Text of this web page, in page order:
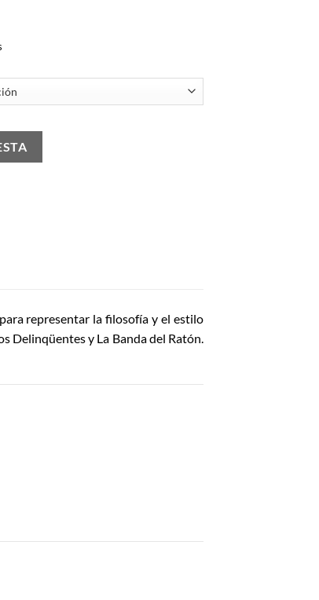
representar la filosofía y el estilo
Delinqüentes y La Banda del Ratón.